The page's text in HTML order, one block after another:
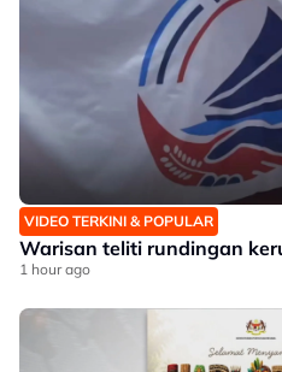
VIDEO TERKINI & POPULAR
Warisan teliti rundingan
1 hour ago